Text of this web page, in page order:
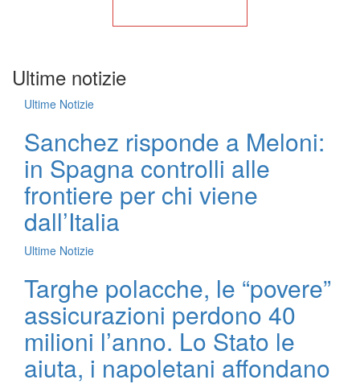
Ultime notizie
Ultime Notizie
Sanchez risponde a Meloni:
in Spagna controlli alle
frontiere per chi viene
dall’Italia
Ultime Notizie
Targhe polacche, le “povere”
assicurazioni perdono 40
milioni l’anno. Lo Stato le
aiuta, i napoletani affondano